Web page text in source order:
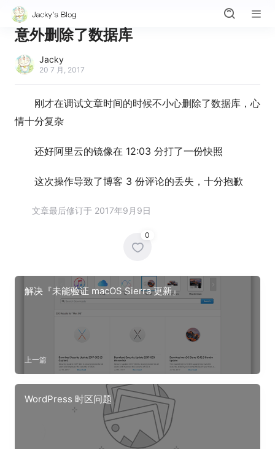
意外删除了数据库
Jacky
20 7 月, 2017
刚才在调试文章时间的时候不小心删除了数据库，心
情十分复杂
还好阿里云的镜像在 12:03 分打了一份快照
这次操作导致了博客 3 份评论的丢失，十分抱歉
文章最后修订于 2017年9月9日
0
解决『未能验证 macOS Sierra 更新』
上一篇
WordPress 时区问题